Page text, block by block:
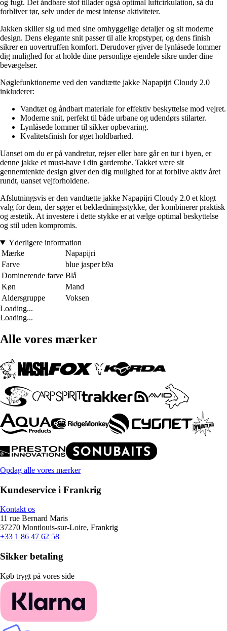
og fugt. Det åndbare stof tillader også optimal luftcirkulation, så du
forbliver tør, selv under de mest intense aktiviteter.
Jakken skiller sig ud med sine omhyggelige detaljer og sit moderne
design. Dens elegante snit passer til alle kropstyper, og dens finish
sikrer en uovertruffen komfort. Derudover giver de lynlåsede lommer
dig mulighed for at holde dine personlige ejendele sikre under dine
bevægelser.
Nøglefunktionerne ved den vandtætte jakke Napapijri Cloudy 2.0
inkluderer:
Vandtæt og åndbart materiale for effektiv beskyttelse mod vejret.
Moderne snit, perfekt til både urbane og udendørs stilarter.
Lynlåsede lommer til sikker opbevaring.
Kvalitetsfinish for øget holdbarhed.
Uanset om du er på vandretur, rejser eller bare går en tur i byen, er
denne jakke et must-have i din garderobe. Takket være sit
gennemtenkte design giver den dig mulighed for at forblive aktiv året
rundt, uanset vejforholdene.
Afslutningsvis er den vandtætte jakke Napapijri Cloudy 2.0 et klogt
valg for dem, der søger et beklædningsstykke, der kombinerer praktisk
og æstetik. At investere i dette stykke er at vælge optimal beskyttelse
og stil uden kompromis.
Yderligere information
Mærke
Napapijri
Farve
blue jasper b9a
Dominerende farve Blå
Køn
Mand
Aldersgruppe
Voksen
Loading...
Loading...
Alle vores mærker
Opdag alle vores mærker
Kundeservice i Frankrig
Kontakt os
11 rue Bernard Maris
37270 Montlouis-sur-Loire, Frankrig
+33 1 86 47 62 58
Sikker betaling
Køb trygt på vores side